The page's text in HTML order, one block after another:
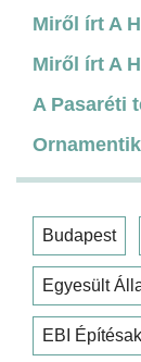
Miről írt A
Miről írt A
A Pasaréti
Budapest
Egyesült
EBI